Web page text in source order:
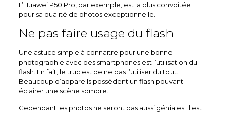
L’Huawei P50 Pro, par exemple, est la plus convoitée
pour sa qualité de photos exceptionnelle.
Ne pas faire usage du flash
Une astuce simple à connaitre pour une bonne
photographie avec des smartphones est l’utilisation du
flash. En fait, le truc est de ne pas l’utiliser du tout.
Beaucoup d’appareils possèdent un flash pouvant
éclairer une scène sombre.
Cependant les photos ne seront pas aussi géniales. Il est